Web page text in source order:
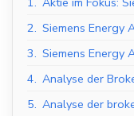
2. Siemens Energy
3. Siemens Energy
4. Analyse der
5. Analyse der